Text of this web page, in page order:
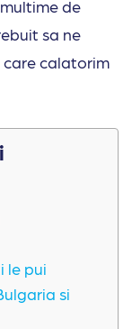
de
sa ne
care calatorim
le pui
si